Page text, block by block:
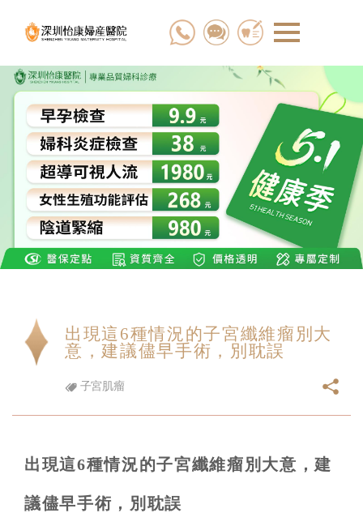
出現這6種情況的子宮纖維瘤別大
意，建議儘早手術，別耽誤
子宮肌瘤
出現這6種情況的子宮纖維瘤別大意，建
議儘早手術，別耽誤